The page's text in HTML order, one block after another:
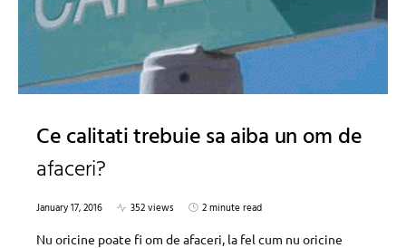
Ce calitati trebuie sa aiba un om de
afaceri?
January 17, 2016 352 views
2 minute read
Nu oricine poate fi om de afaceri, la fel cum nu oricine